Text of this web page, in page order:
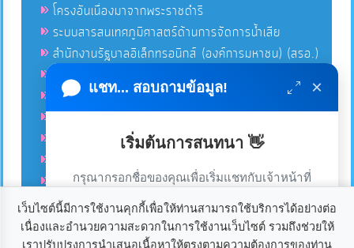
แชท... สอบถามข้อมูล! ×
เริ่มต้นการสนทนา 👋
กรุณากรอกชื่อของคุณเพื่อเริ่มแชทกับเจ้าหน้าที่
เว็บไซต์นี้มีการใช้งานคุกกี้เพื่อให้ท่านสามารถใช้บริการได้อย่างต่อ
เนื่องและอำนวยความสะดวกในการใช้งานเว็บไซต์ รวมถึงช่วยให้
เราปรับปรุงการนำเสนอเนื้อหาให้ตรงตามความต้องการของท่าน
โครงอันเนื่องมาจากพระราชดำริ
ระบบสารสนเทศภูมิศาสตร์ด้านการจัดการน้ำเสีย
สำนักงานรัฐบาลอิเล็กทรอนิกส์ (องค์การมหาชน) (สรอ.)
โครงการอนุรักษ์พันธุกรรมพืชอันเนื่องมาจากพระราชดำริ
คลังข่าวมหาไทย
คู่มือตาม พ.ร.บ.อำนวยความสดวกฯ
ฐานข้อมูลหน่วยงานภาครัฐ (INFO)
ศูนย์อำนวยการบริหารจังหวัดชายแดนภาคใต้ ศอ.บต.
ลิขสิทธิ์ © 2020-2021 องค์การบริหารส่วนตำบลแก้ง ขอสงวนไว้
เราใช้คุกกี้เพื่อเพิ่มประสบการณ์และความพึงพอใจในการใช้